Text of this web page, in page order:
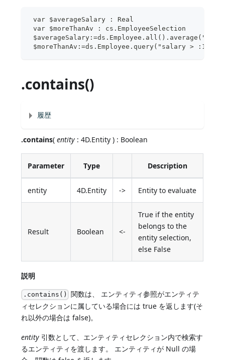
var $averageSalary : Real
var $moreThanAv : cs.EmployeeSelection
$moreThanAv:=ds.Employee.query("salary >
.contains()
履歴
.contains(entity : 4D.Entity ) : Boolean
Parameter Type Description
entity 4D.Entity -> Entity to evaluate
Result Boolean <-
True if the entity
belongs to the
entity selection,
else False
説明
.contains() 関数は、 エンティティ参照がエンティテ
ィセレクションに属している場合には true を返します(そ
れ以外の場合は false)。
entity 引数として、エンティティセレクション内で検索す
るエンティティを渡します。 エンティティが Null の場